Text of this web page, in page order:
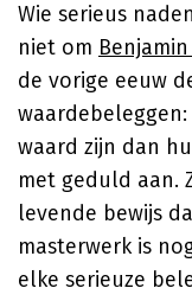
Wie serieus
niet om
de vorige eeuw
waard zijn dan
met geduld aan.
levende bewijs
masterwerk is
elke serieuze